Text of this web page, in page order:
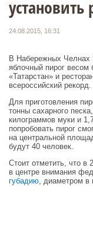
установить
24.08.2015, 16:31
В Набережных Челнах
яблочный пирог весом
«Татарстан» и
всероссийский рекорд.
Для приготовления
тонны сахарного
килограммов муки и
попробовать пирог
на центральной
будут 40 человек.
Стоит отметить, что в
в центре внимания
губадию , диаметром в